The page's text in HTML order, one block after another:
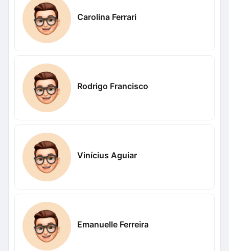
Carolina Ferrari
Rodrigo Francisco
Vinícius Aguiar
Emanuelle Ferreira